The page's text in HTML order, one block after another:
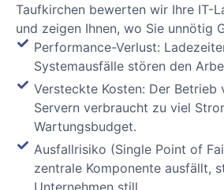
Taufkirchen bewerten wir Ihre IT-
und zeigen Ihnen, wo Sie unnötig
Performance-Verlust:
Systemausfälle stören den
Versteckte Kosten: Der Betrieb
Servern verbraucht zu viel
Wartungsbudget.
Ausfallrisiko (Single Point of
zentrale Komponente ausfällt,
Unternehmen still.